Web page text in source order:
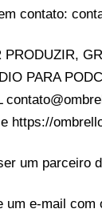
contato:
PRODUZIR,
PARA
https://
um parceiro
um e-mail com